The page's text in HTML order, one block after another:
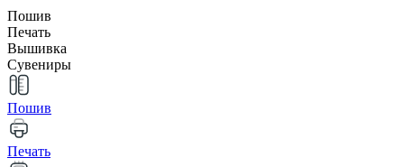
Пошив
Печать
Вышивка
Сувениры
Пошив
Печать